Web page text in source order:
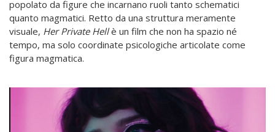
popolato da figure che incarnano ruoli tanto schematici
quanto magmatici. Retto da una struttura meramente
visuale, Her Private Hellè un film che non ha spazio né
tempo, ma solo coordinate psicologiche articolate come
figura magmatica.